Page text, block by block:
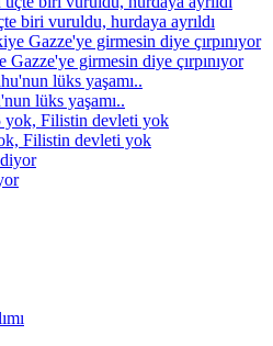
biri vuruldu, hurdaya ayrıldı
girmesin diye çırpınıyor
lüks yaşamı..
Filistin devleti yok